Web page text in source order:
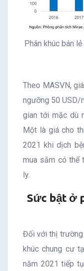
Phân khúc bán
Theo MASVN,
ngưỡng 50 USD/
gian tới mặc dù
Một là giá cho
2021 khi dịch
mua sắm có thể
ly.
Sức bật ở
Đối với thị trường
khúc chung cư
năm 2021 tiếp